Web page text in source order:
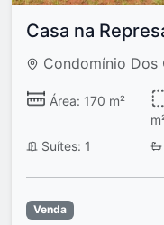
Casa na
Condomínio Dos
Área: 170 m²
Suítes: 1
Venda